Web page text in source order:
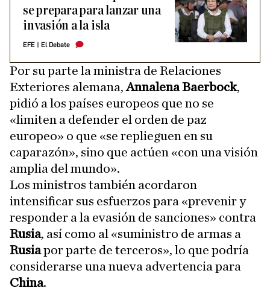
se prepara para lanzar una
invasión a la isla
EFE | El Debate
Por su parte la ministra de Relaciones
Exteriores alemana,Annalena Baerbock,
pidió a los países europeos que no se
«limiten a defender el orden de paz
europeo» o que «se replieguen en su
caparazón», sino que actúen «con una visión
amplia del mundo».
Los ministros también acordaron
intensificar sus esfuerzos para «prevenir y
responder a la evasión de sanciones» contra
Rusia, así como al «suministro de armas a
Rusiapor parte de terceros», lo que podría
considerarse una nueva advertencia para
China.